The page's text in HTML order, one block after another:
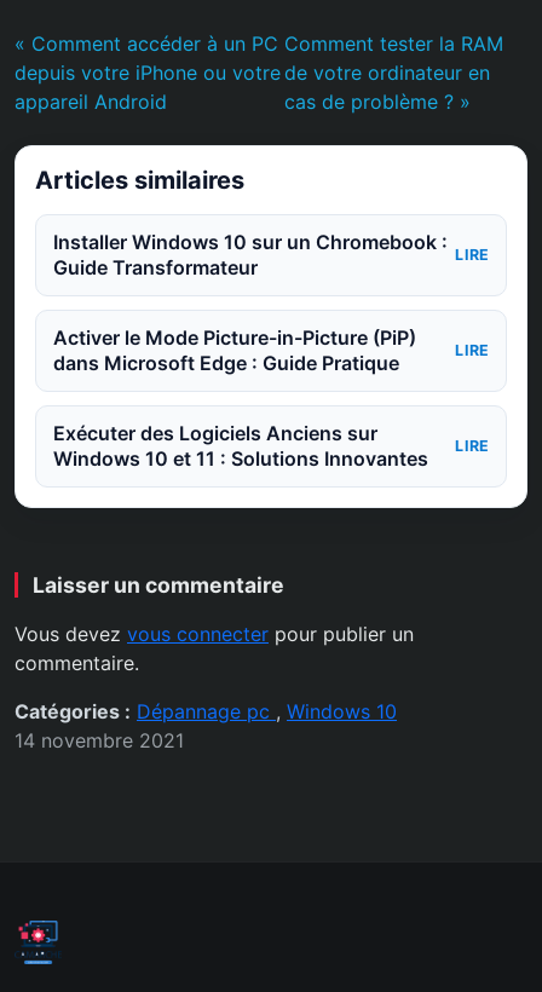
« Comment accéder à un PC
depuis votre iPhone ou votre
appareil Android
Comment tester la RAM
de votre ordinateur en
cas de problème ? »
Articles similaires
Installer Windows 10 sur un Chromebook :
Guide Transformateur
LIRE
Activer le Mode Picture-in-Picture (PiP)
dans Microsoft Edge : Guide Pratique
LIRE
Exécuter des Logiciels Anciens sur
Windows 10 et 11 : Solutions Innovantes
LIRE
Laisser un commentaire
Vous devez vous connecter pour publier un
commentaire.
Catégories : Dépannage pc , Windows 10
14 novembre 2021